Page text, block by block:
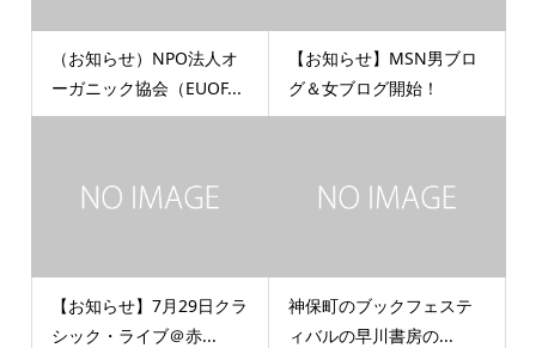
（お知らせ）NPO法人オ
ーガニック協会（EUOF...
【お知らせ】MSN男ブロ
グ＆女ブログ開始！
【お知らせ】7月29日クラ
シック・ライブ＠赤...
神保町のブックフェステ
ィバルの早川書房の...